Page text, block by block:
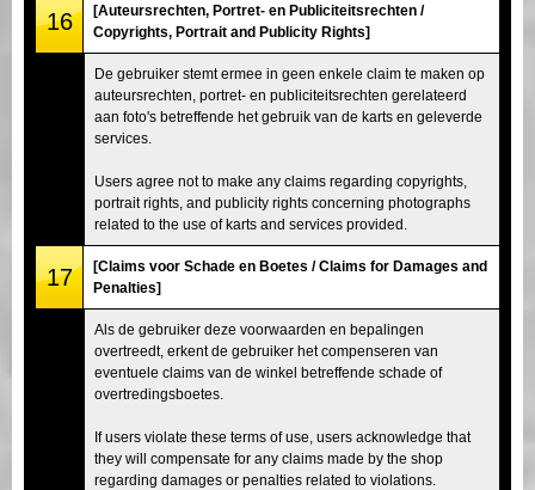
16
[Auteursrechten, Portret- en Publiciteitsrechten /
Copyrights, Portrait and Publicity Rights]
De gebruiker stemt ermee in geen enkele claim te maken op
auteursrechten, portret- en publiciteitsrechten gerelateerd
aan foto's betreffende het gebruik van de karts en geleverde
services.
Users agree not to make any claims regarding copyrights,
portrait rights, and publicity rights concerning photographs
related to the use of karts and services provided.
17
[Claims voor Schade en Boetes / Claims for Damages and
Penalties]
Als de gebruiker deze voorwaarden en bepalingen
overtreedt, erkent de gebruiker het compenseren van
eventuele claims van de winkel betreffende schade of
overtredingsboetes.
If users violate these terms of use, users acknowledge that
they will compensate for any claims made by the shop
regarding damages or penalties related to violations.